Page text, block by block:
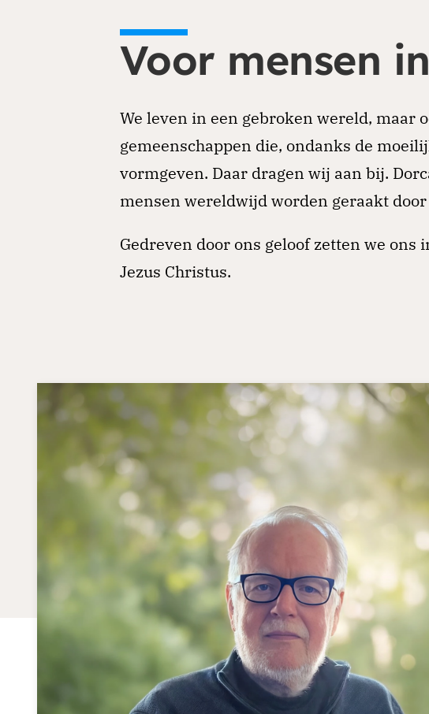
Voor mensen
We leven in een gebroken wereld, maar
gemeenschappen die, ondanks de
vormgeven. Daar dragen wij aan bij.
mensen wereldwijd worden geraakt
Gedreven door ons geloof zetten we
Jezus Christus.